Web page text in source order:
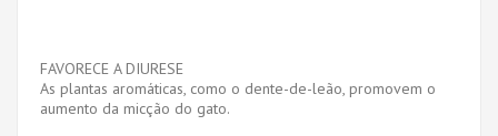
FAVORECE A DIURESE
As plantas aromáticas, como o dente-de-leão, promovem o
aumento da micção do gato.